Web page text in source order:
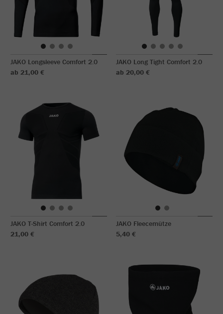
JAKO Longsleeve Comfort 2.0
ab 21,00 €
JAKO Long Tight Comfort 2.0
ab 20,00 €
JAKO T-Shirt Comfort 2.0
21,00 €
JAKO Fleecemütze
5,40 €